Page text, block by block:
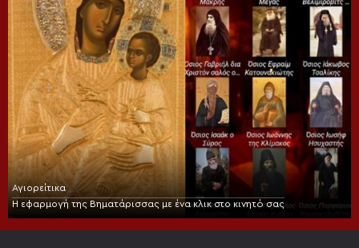
Αγιορείτικα
Η εφαρμογή της Βηματάρισσας με ένα κλικ στο κινητό σας